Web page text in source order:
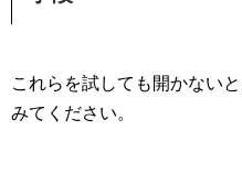
これらを試しても開かない
みてください。